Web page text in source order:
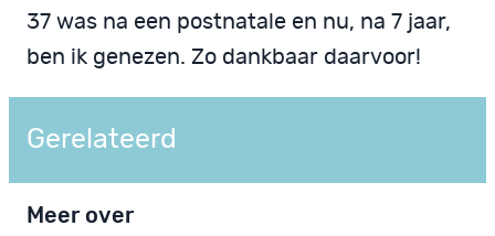
37 was na een postnatale en nu, na 7 jaar,
ben ik genezen. Zo dankbaar daarvoor!
Gerelateerd
Meer over